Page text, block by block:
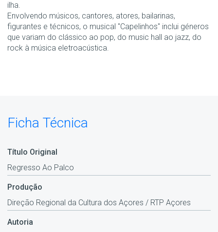
ilha.
Envolvendo músicos, cantores, atores, bailarinas,
figurantes e técnicos, o musical "Capelinhos" inclui géneros
que variam do clássico ao pop, do music hall ao jazz, do
rock à música eletroacústica.
Ficha Técnica
Título Original
Regresso Ao Palco
Produção
Direção Regional da Cultura dos Açores / RTP Açores
Autoria